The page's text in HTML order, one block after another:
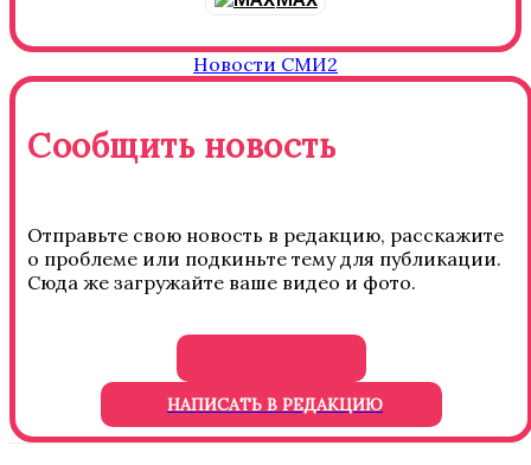
Новости СМИ2
Сообщить новость
Отправьте свою новость в редакцию, расскажите
о проблеме или подкиньте тему для публикации.
Сюда же загружайте ваше видео и фото.
НАПИСАТЬ В РЕДАКЦИЮ